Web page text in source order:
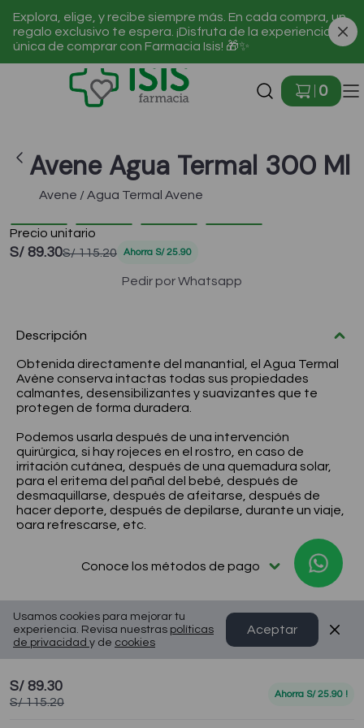
Explora, elige, y recibe siempre más. En cada compra, un
regalo exclusivo te espera. ¡Disfruta de la experiencia
única de comprar con Farmacia Isis! 🎁✨
0
Avene Agua Termal 300 Ml
Avene / Agua Termal Avene
-22 %
Precio unitario
S/ 89.30S/ 115.20 Ahorra S/ 25.90
Pedir por Whatsapp
Descripción
Obtenida directamente del manantial, el Agua Termal
Avène conserva intactas todas sus propiedades
calmantes, desensibilizantes y suavizantes que te
protegen de forma duradera.
Podemos usarla después de una intervención
quirúrgica, si hay rojeces en el rostro, en caso de
irritación cutánea, después de una quemadura solar,
para el eritema del pañal del bebé, después de
desmaquillarse, después de afeitarse, después de
hacer deporte, después de depilarse, durante un viaje,
para refrescarse, etc.
Conoce los métodos de pago
Usamos cookies para mejorar tu
experiencia. Revisa nuestras políticas
de privacidad y de cookies
Aceptar
S/ 89.30
S/ 115.20
Ahorra S/ 25.90 !
🎁¡Regalos para ti!🎁
✨Solo online – T&C✨
Compra aquí